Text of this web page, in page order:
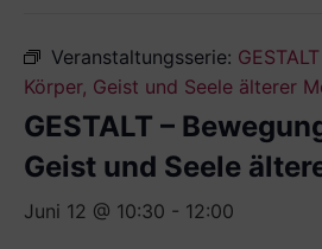
Veranstaltungsserie:
Körper, Geist und Seele älterer
GESTALT –
Geist und Seele
Juni 12 @ 10:30 - 12:00